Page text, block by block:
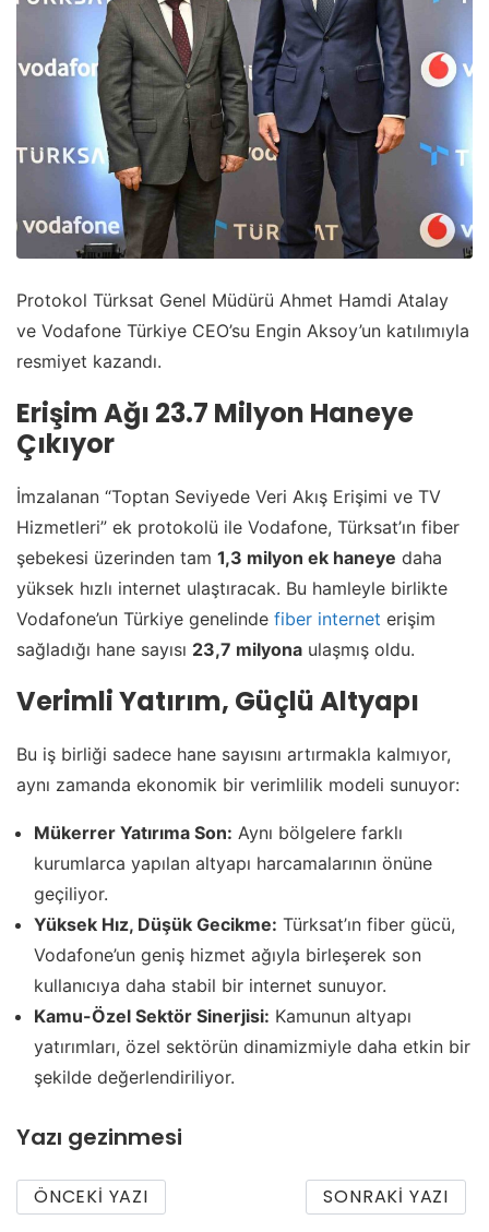
Protokol Türksat Genel Müdürü Ahmet Hamdi Atalay
ve Vodafone Türkiye CEO’su Engin Aksoy’un katılımıyla
resmiyet kazandı.
Erişim Ağı 23.7 Milyon Haneye
Çıkıyor
İmzalanan “Toptan Seviyede Veri Akış Erişimi ve TV
Hizmetleri” ek protokolü ile Vodafone, Türksat’ın fiber
şebekesi üzerinden tam 1,3 milyon ek haneye daha
yüksek hızlı internet ulaştıracak. Bu hamleyle birlikte
Vodafone’un Türkiye genelinde fiber internet erişim
sağladığı hane sayısı 23,7 milyona ulaşmış oldu.
Verimli Yatırım, Güçlü Altyapı
Bu iş birliği sadece hane sayısını artırmakla kalmıyor,
aynı zamanda ekonomik bir verimlilik modeli sunuyor:
Mükerrer Yatırıma Son: Aynı bölgelere farklı
kurumlarca yapılan altyapı harcamalarının önüne
geçiliyor.
Yüksek Hız, Düşük Gecikme: Türksat’ın fiber gücü,
Vodafone’un geniş hizmet ağıyla birleşerek son
kullanıcıya daha stabil bir internet sunuyor.
Kamu-Özel Sektör Sinerjisi: Kamunun altyapı
yatırımları, özel sektörün dinamizmiyle daha etkin bir
şekilde değerlendiriliyor.
Yazı gezinmesi
ÖNCEKI YAZI SONRAKI YAZI